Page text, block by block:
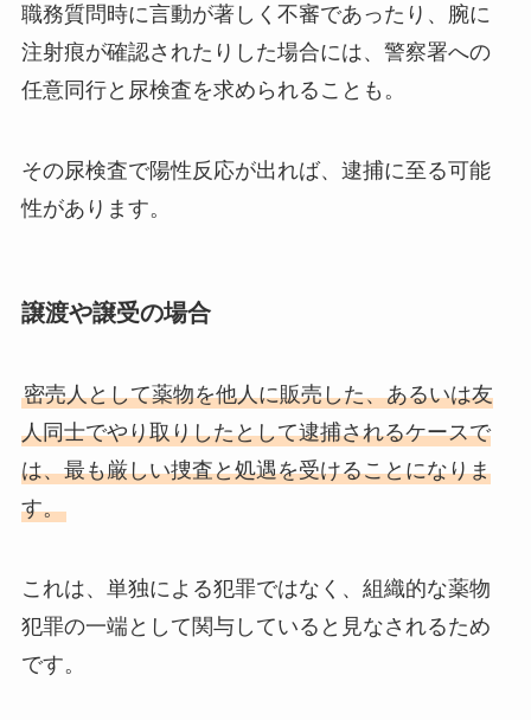
職務質問時に言動が著しく不審であったり、腕に
注射痕が確認されたりした場合には、警察署への
任意同行と尿検査を求められることも。
その尿検査で陽性反応が出れば、逮捕に至る可能
性があります。
譲渡や譲受の場合
密売人として薬物を他人に販売した、あるいは友
人同士でやり取りしたとして逮捕されるケースで
は、最も厳しい捜査と処遇を受けることになりま
す。
これは、単独による犯罪ではなく、組織的な薬物
犯罪の一端として関与していると見なされるため
です。